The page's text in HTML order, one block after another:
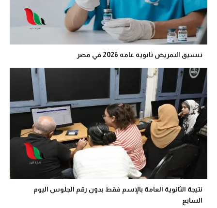
تنسيق التمريض ثانوية عامه 2026 في مصر
نتيجة الثانوية العامة بالإسم فقط بدون رقم الجلوس اليوم
السابع